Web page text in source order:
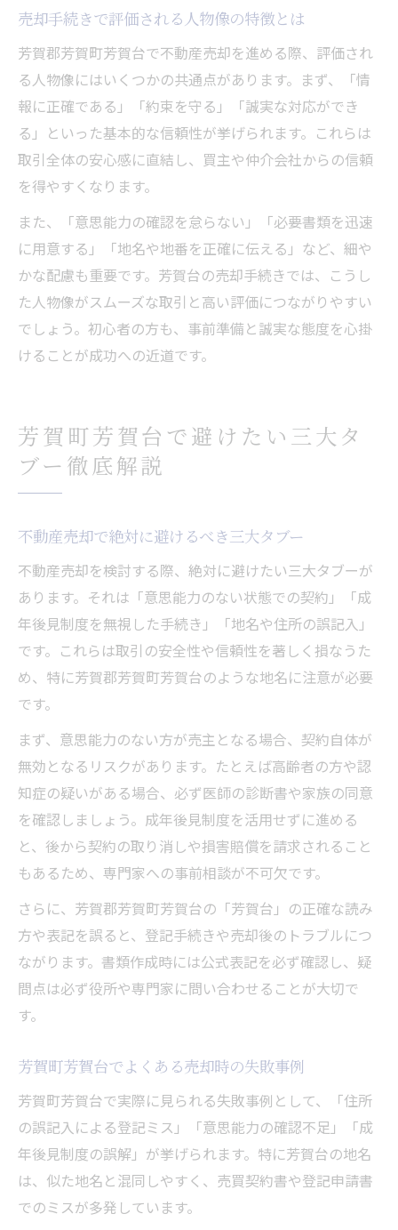
売却手続きで評価される人物像の特徴とは
芳賀郡芳賀町芳賀台で不動産売却を進める際、評価され
る人物像にはいくつかの共通点があります。まず、「情
報に正確である」「約束を守る」「誠実な対応ができ
る」といった基本的な信頼性が挙げられます。これらは
取引全体の安心感に直結し、買主や仲介会社からの信頼
を得やすくなります。
また、「意思能力の確認を怠らない」「必要書類を迅速
に用意する」「地名や地番を正確に伝える」など、細や
かな配慮も重要です。芳賀台の売却手続きでは、こうし
た人物像がスムーズな取引と高い評価につながりやすい
でしょう。初心者の方も、事前準備と誠実な態度を心掛
けることが成功への近道です。
芳賀町芳賀台で避けたい三大タ
ブー徹底解説
不動産売却で絶対に避けるべき三大タブー
不動産売却を検討する際、絶対に避けたい三大タブーが
あります。それは「意思能力のない状態での契約」「成
年後見制度を無視した手続き」「地名や住所の誤記入」
です。これらは取引の安全性や信頼性を著しく損なうた
め、特に芳賀郡芳賀町芳賀台のような地名に注意が必要
です。
まず、意思能力のない方が売主となる場合、契約自体が
無効となるリスクがあります。たとえば高齢者の方や認
知症の疑いがある場合、必ず医師の診断書や家族の同意
を確認しましょう。成年後見制度を活用せずに進める
と、後から契約の取り消しや損害賠償を請求されること
もあるため、専門家への事前相談が不可欠です。
さらに、芳賀郡芳賀町芳賀台の「芳賀台」の正確な読み
方や表記を誤ると、登記手続きや売却後のトラブルにつ
ながります。書類作成時には公式表記を必ず確認し、疑
問点は必ず役所や専門家に問い合わせることが大切で
す。
芳賀町芳賀台でよくある売却時の失敗事例
芳賀町芳賀台で実際に見られる失敗事例として、「住所
の誤記入による登記ミス」「意思能力の確認不足」「成
年後見制度の誤解」が挙げられます。特に芳賀台の地名
は、似た地名と混同しやすく、売買契約書や登記申請書
でのミスが多発しています。